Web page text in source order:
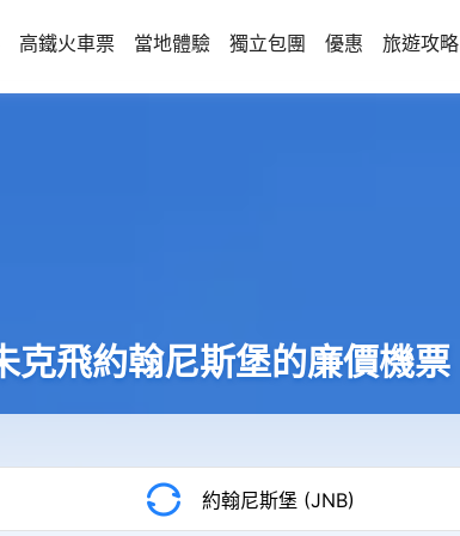
高鐵火車票 當地體驗 獨立包團 優惠 旅遊攻略
克飛約翰尼斯堡的廉價機票